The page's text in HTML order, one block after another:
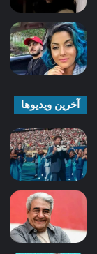
آخرین ویدیوها